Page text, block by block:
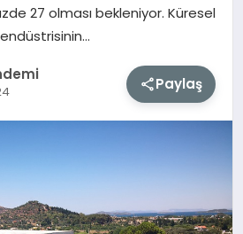
27 olması bekleniyor. Küresel
Paylaş